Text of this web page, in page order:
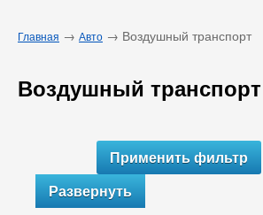
Главная → Авто → Воздушный транспорт
Воздушный транспорт
Развернуть